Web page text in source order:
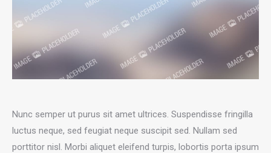
Nunc semper ut purus sit amet ultrices. Suspendisse fringilla
luctus neque, sed feugiat neque suscipit sed. Nullam sed
porttitor nisl. Morbi aliquet eleifend turpis, lobortis porta ipsum